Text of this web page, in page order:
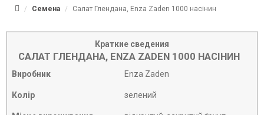
Семена Салат Глендана, Enza Zaden 1000 насінин
Краткие сведения
САЛАТ ГЛЕНДАНА, ENZA ZADEN 1000 НАСІНИН
Виробник Enza Zaden
Колір зелений